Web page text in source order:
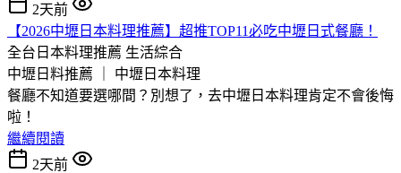
2天前
【2026中壢日本料理推薦】超推TOP11必吃中壢日式餐廳！
全台日本料理推薦 生活綜合
中壢日料推薦 ｜ 中壢日本料理
餐廳不知道要選哪間？別想了，去中壢日本料理肯定不會後悔
啦！
繼續閱讀
2天前